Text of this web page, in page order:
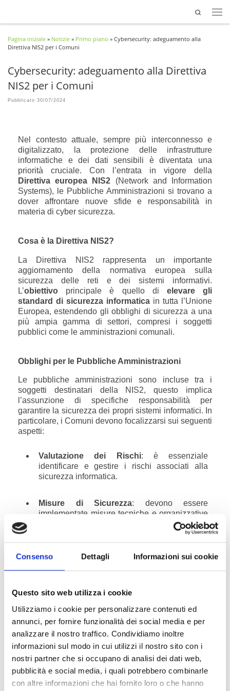
Consenso Dettagli Informazioni sui cookie
Questo sito web utilizza i cookie
Utilizziamo i cookie per personalizzare contenuti ed
annunci, per fornire funzionalità dei social media e per
analizzare il nostro traffico. Condividiamo inoltre
informazioni sul modo in cui utilizzi il nostro sito con i
nostri partner che si occupano di analisi dei dati web,
pubblicità e social media, i quali potrebbero combinarle
con altre informazioni che hai fornito loro o che hanno
Search
Pagina iniziale » Notizie » Primo piano » Cybersecurity: adeguamento alla
Direttiva NIS2 per i Comuni
Cybersecurity: adeguamento alla Direttiva
NIS2 per i Comuni
Pubblicato 30/07/2024
Nel contesto attuale, sempre più interconnesso e
digitalizzato, la protezione delle infrastrutture
informatiche e dei dati sensibili è diventata una
priorità cruciale. Con l’entrata in vigore della
Direttiva europea NIS2 (Network and Information
Systems), le Pubbliche Amministrazioni si trovano a
dover affrontare nuove sfide e responsabilità in
materia di cyber sicurezza.
Cosa è la Direttiva NIS2?
La Direttiva NIS2 rappresenta un importante
aggiornamento della normativa europea sulla
sicurezza delle reti e dei sistemi informativi.
L’obiettivo principale è quello di elevare gli
standard di sicurezza informatica in tutta l’Unione
Europea, estendendo gli obblighi di sicurezza a una
più ampia gamma di settori, compresi i soggetti
pubblici come le amministrazioni comunali.
Obblighi per le Pubbliche Amministrazioni
Le pubbliche amministrazioni sono incluse tra i
soggetti destinatari della NIS2, questo implica
l’assunzione di specifiche responsabilità per
garantire la sicurezza dei propri sistemi informatici. In
particolare, i Comuni devono focalizzarsi sui seguenti
aspetti:
Valutazione dei Rischi: è essenziale
identificare e gestire i rischi associati alla
sicurezza informatica.
Misure di Sicurezza: devono essere
implementate misure tecniche e organizzative
adeguate a prevenire e mitigare i rischi
Monitoraggio e Reporting: è necessario
monitorare costantemente la sicurezza dei
qualsiasi incidente significativo.
Idirigenti comunalihanno una responsabilità diretta
nell’adeguamento alle normative NIS2. La non
conformità può comportare sanzioni severe, pertanto
è fondamentale che i dirigenti siano ben informati e
preparati a implementare le misure richieste dalla
nuova direttiva.